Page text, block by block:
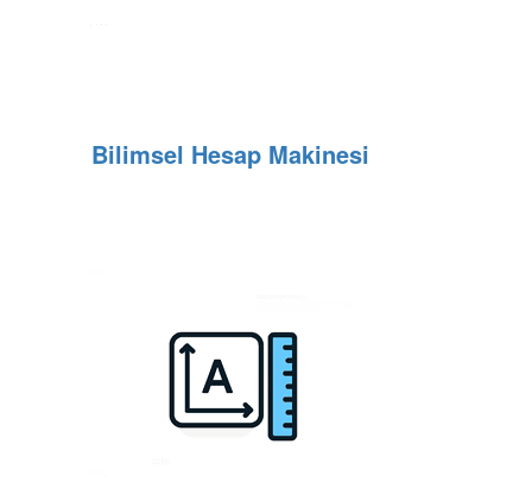
Bilimsel Hesap Makinesi